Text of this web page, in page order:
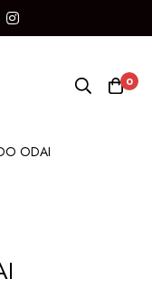
0
ODAI